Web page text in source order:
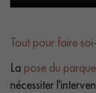
Tout pour faire
La pose du
nécessiter